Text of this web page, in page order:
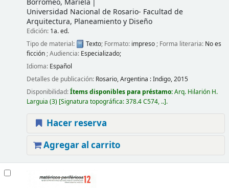
Universidad Nacional de Rosario- Facultad de
Arquitectura, Planeamiento y Diseño
Edición: 1a. ed.
Tipo de material:
Texto; Formato: impreso; Forma literaria: No es
ficción; Audiencia: Especializado;
Idioma: Español
Detalles de publicación: Rosario, Argentina :Indigo,2015
Disponibilidad:Ítems disponibles para préstamo:Arq. Hilarión H.
Larguia (3) Signatura topográfica:378.4 C574, .. .
Hacer reserva
Agregar al carrito